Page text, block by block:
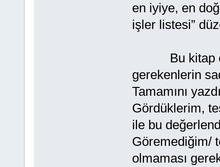
en iyiye, en
işler listesi”
Bu kitap
gerekenlerin
Tamamını
Gördüklerim,
ile bu
Göremediğim/
olmaması